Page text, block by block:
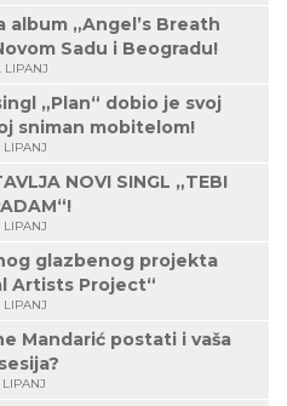
album „Angel’s Breath
Sadu i Beogradu!
LIPANJ
„Plan“ dobio je svoj
sniman mobitelom!
LIPANJ
NOVI SINGL „TEBI
LIPANJ
glazbenog projekta
Artists Project“
LIPANJ
Mandarić postati i vaša
LIPANJ